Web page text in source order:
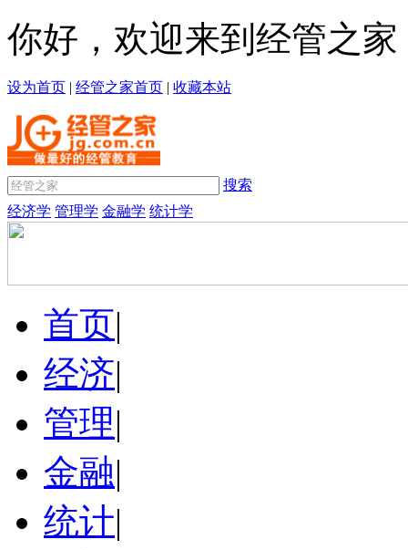
你好，欢迎来到经管之家
设为首页 | 经管之家首页 | 收藏本站
搜索
经济学 管理学 金融学 统计学
首页|
经济|
管理|
金融|
统计|